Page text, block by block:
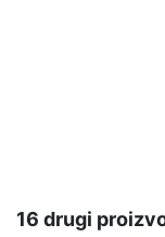
16 drugi